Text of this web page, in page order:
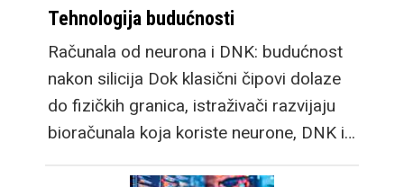
Tehnologija budućnosti
Računala od neurona i DNK: budućnost
nakon silicija Dok klasični čipovi dolaze
do fizičkih granica, istraživači razvijaju
bioračunala koja koriste neurone, DNK i…